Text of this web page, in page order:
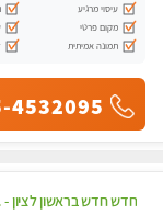
עיסוי מרגיע
מקום פרטי
תמונה אמיתית
4532095
חדש